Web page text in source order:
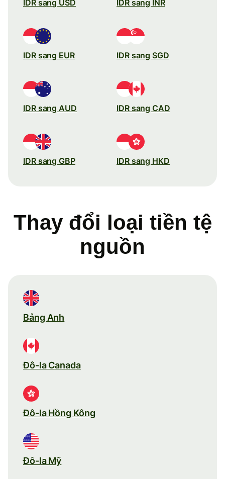
IDR sang USD IDR sang INR
IDR sang EUR IDR sang SGD
IDR sang AUD IDR sang CAD
IDR sang GBP IDR sang HKD
Thay đổi loại tiền tệ
nguồn
Bảng Anh
Đô-la Canada
Đô-la Hồng Kông
Đô-la Mỹ